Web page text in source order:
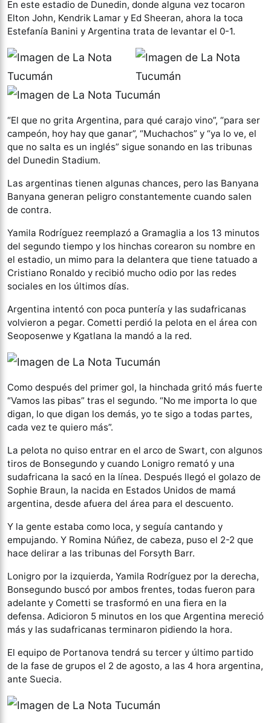
En este estadio de Dunedin, donde alguna vez tocaron
Elton John, Kendrik Lamar y Ed Sheeran, ahora la toca
Estefanía Banini y Argentina trata de levantar el 0-1.
“El que no grita Argentina, para qué carajo vino”, “para ser
campeón, hoy hay que ganar”, “Muchachos” y “ya lo ve, el
que no salta es un inglés” sigue sonando en las tribunas
del Dunedin Stadium.
Las argentinas tienen algunas chances, pero las Banyana
Banyana generan peligro constantemente cuando salen
de contra.
Yamila Rodríguez reemplazó a Gramaglia a los 13 minutos
del segundo tiempo y los hinchas corearon su nombre en
el estadio, un mimo para la delantera que tiene tatuado a
Cristiano Ronaldo y recibió mucho odio por las redes
sociales en los últimos días.
Argentina intentó con poca puntería y las sudafricanas
volvieron a pegar. Cometti perdió la pelota en el área con
Seoposenwe y Kgatlana la mandó a la red.
Como después del primer gol, la hinchada gritó más fuerte
“Vamos las pibas” tras el segundo. “No me importa lo que
digan, lo que digan los demás, yo te sigo a todas partes,
cada vez te quiero más”.
La pelota no quiso entrar en el arco de Swart, con algunos
tiros de Bonsegundo y cuando Lonigro remató y una
sudafricana la sacó en la línea. Después llegó el golazo de
Sophie Braun, la nacida en Estados Unidos de mamá
argentina, desde afuera del área para el descuento.
Y la gente estaba como loca, y seguía cantando y
empujando. Y Romina Núñez, de cabeza, puso el 2-2 que
hace delirar a las tribunas del Forsyth Barr.
Lonigro por la izquierda, Yamila Rodríguez por la derecha,
Bonsegundo buscó por ambos frentes, todas fueron para
adelante y Cometti se trasformó en una fiera en la
defensa. Adicioron 5 minutos en los que Argentina mereció
más y las sudafricanas terminaron pidiendo la hora.
El equipo de Portanova tendrá su tercer y último partido
de la fase de grupos el 2 de agosto, a las 4 hora argentina,
ante Suecia.